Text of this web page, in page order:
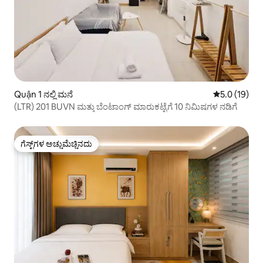
Quận 1 ನಲ್ಲಿ ಮನೆ 5 ರಲ್ಲಿ 5.0
5.0 (19)
(LTR) 201 BUVN ಮತ್ತು ಬೆಂಟಾಂಗ್ ಮಾರುಕಟ್ಟೆಗೆ 10 ನಿಮಿಷಗಳ ನಡಿಗೆ
ಗೆಸ್ಟ್‌ಗಳ ಅಚ್ಚುಮೆಚ್ಚಿನದು
ಗೆಸ್ಟ್‌ಗಳ ಅಚ್ಚುಮೆಚ್ಚಿನದು